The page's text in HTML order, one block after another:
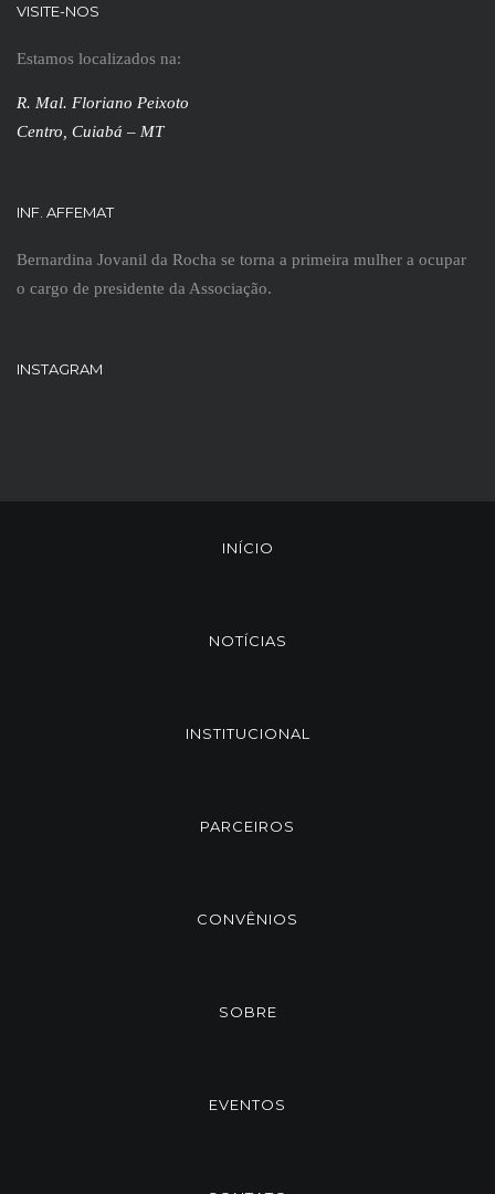
VISITE-NOS
Estamos localizados na:
R. Mal. Floriano Peixoto
Centro, Cuiabá – MT
INF. AFFEMAT
Bernardina Jovanil da Rocha se torna a primeira mulher a ocupar
o cargo de presidente da Associação.
INSTAGRAM
INÍCIO
NOTÍCIAS
INSTITUCIONAL
PARCEIROS
CONVÊNIOS
SOBRE
EVENTOS